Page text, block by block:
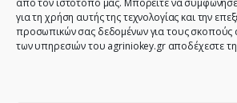
από τον ιστότοπό μας. Μπορείτε να
για τη χρήση αυτής της τεχνολογίας και την
προσωπικών σας δεδομένων για τους σκοπούς
των υπηρεσιών του agriniokey.gr αποδέχεστε
Έχετε κάποια ερώτηση;